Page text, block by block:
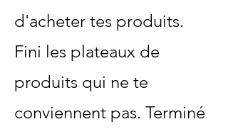
d'acheter tes produits.
Fini les plateaux de
produits qui ne te
conviennent pas. Terminé